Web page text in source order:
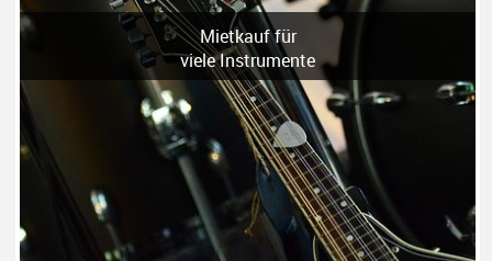
Mietkauf für
viele Instrumente